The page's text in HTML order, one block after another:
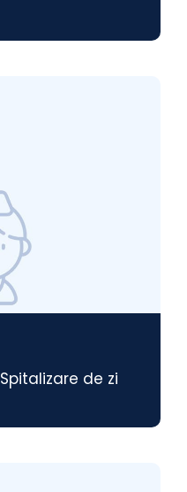
Spitalizare de zi